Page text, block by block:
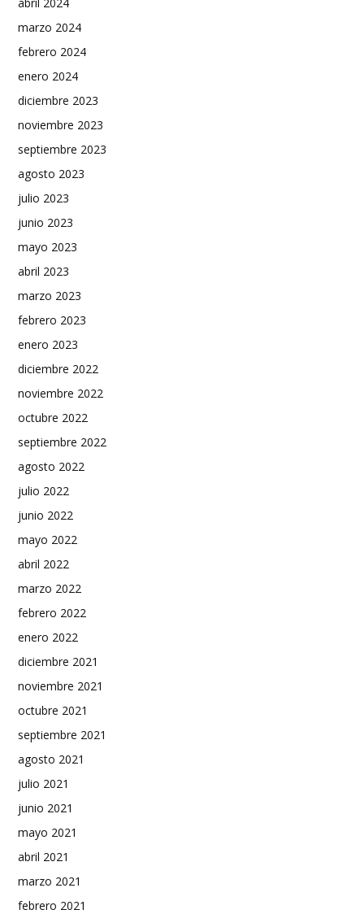
marzo 2024
febrero 2024
enero 2024
diciembre 2023
noviembre 2023
septiembre 2023
agosto 2023
julio 2023
junio 2023
mayo 2023
abril 2023
marzo 2023
febrero 2023
enero 2023
diciembre 2022
noviembre 2022
octubre 2022
septiembre 2022
agosto 2022
julio 2022
junio 2022
mayo 2022
abril 2022
marzo 2022
febrero 2022
enero 2022
diciembre 2021
noviembre 2021
octubre 2021
septiembre 2021
agosto 2021
julio 2021
junio 2021
mayo 2021
abril 2021
marzo 2021
febrero 2021